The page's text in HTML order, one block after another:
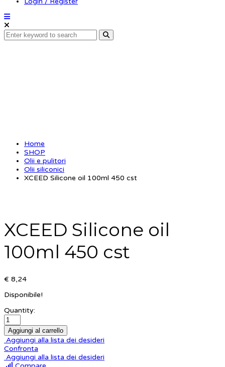
Home
SHOP
Olii e pulitori
Olii siliconici
XCEED Silicone oil 100ml 450 cst
XCEED Silicone oil
100ml 450 cst
€ 8,24
Disponibile!
Quantity:
Aggiungi al carrello
Aggiungi alla lista dei desideri
Confronta
Aggiungi alla lista dei desideri